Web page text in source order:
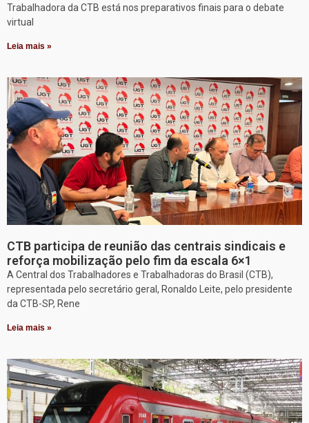
Trabalhadora da CTB está nos preparativos finais para o debate
virtual
Leia mais »
CTB participa de reunião das centrais sindicais e
reforça mobilização pelo fim da escala 6×1
A Central dos Trabalhadores e Trabalhadoras do Brasil (CTB),
representada pelo secretário geral, Ronaldo Leite, pelo presidente
da CTB-SP, Rene
Leia mais »